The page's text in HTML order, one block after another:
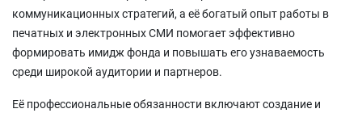
коммуникационных стратегий, а её богатый опыт работы в
печатных и электронных СМИ помогает эффективно
формировать имидж фонда и повышать его узнаваемость
среди широкой аудитории и партнеров.
Её профессиональные обязанности включают создание и